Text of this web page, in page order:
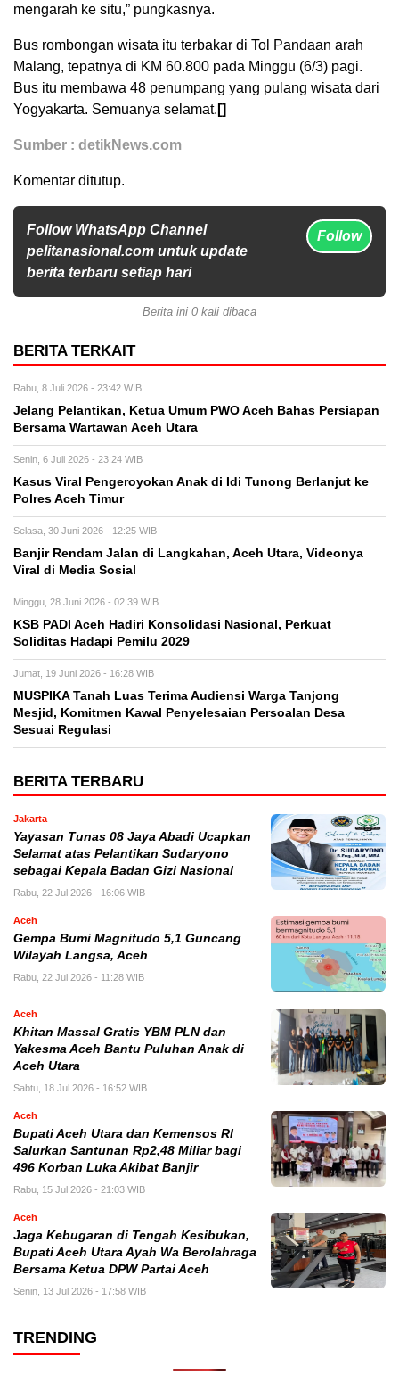
mengarah ke situ,” pungkasnya.
Bus rombongan wisata itu terbakar di Tol Pandaan arah
Malang, tepatnya di KM 60.800 pada Minggu (6/3) pagi.
Bus itu membawa 48 penumpang yang pulang wisata dari
Yogyakarta. Semuanya selamat. []
Sumber : detikNews.com
Komentar ditutup.
Follow WhatsApp Channel
pelitanasional.com untuk update
berita terbaru setiap hari
Follow
Berita ini 0 kali dibaca
BERITA TERKAIT
Rabu, 8 Juli 2026 - 23:42 WIB
Jelang Pelantikan, Ketua Umum PWO Aceh Bahas Persiapan
Bersama Wartawan Aceh Utara
Senin, 6 Juli 2026 - 23:24 WIB
Kasus Viral Pengeroyokan Anak di Idi Tunong Berlanjut ke
Polres Aceh Timur
Selasa, 30 Juni 2026 - 12:25 WIB
Banjir Rendam Jalan di Langkahan, Aceh Utara, Videonya
Viral di Media Sosial
Minggu, 28 Juni 2026 - 02:39 WIB
KSB PADI Aceh Hadiri Konsolidasi Nasional, Perkuat
Soliditas Hadapi Pemilu 2029
Jumat, 19 Juni 2026 - 16:28 WIB
MUSPIKA Tanah Luas Terima Audiensi Warga Tanjong
Mesjid, Komitmen Kawal Penyelesaian Persoalan Desa
Sesuai Regulasi
BERITA TERBARU
Jakarta
Yayasan Tunas 08 Jaya Abadi Ucapkan
Selamat atas Pelantikan Sudaryono
sebagai Kepala Badan Gizi Nasional
Rabu, 22 Jul 2026 - 16:06 WIB
Aceh
Gempa Bumi Magnitudo 5,1 Guncang
Wilayah Langsa, Aceh
Rabu, 22 Jul 2026 - 11:28 WIB
Aceh
Khitan Massal Gratis YBM PLN dan
Yakesma Aceh Bantu Puluhan Anak di
Aceh Utara
Sabtu, 18 Jul 2026 - 16:52 WIB
Aceh
Bupati Aceh Utara dan Kemensos RI
Salurkan Santunan Rp2,48 Miliar bagi
496 Korban Luka Akibat Banjir
Rabu, 15 Jul 2026 - 21:03 WIB
Aceh
Jaga Kebugaran di Tengah Kesibukan,
Bupati Aceh Utara Ayah Wa Berolahraga
Bersama Ketua DPW Partai Aceh
Senin, 13 Jul 2026 - 17:58 WIB
TRENDING